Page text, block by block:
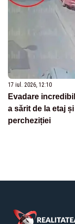
17 iul. 2026, 12:10
Evadare
a sărit de la etaj
percheziției